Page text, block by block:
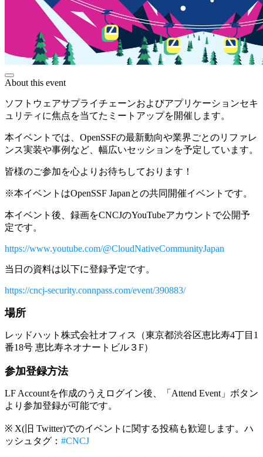
About this event
ソフトウェアサプライチェーンおよびアプリケーションセキ
ュリティに焦点を当てたミートアップを開催します。
本イベントでは、OpenSSFの最新動向や業界ごとのリファレ
ンス実装や事例など、幅広いセッションを予定しています。
皆様のご参加を心よりお待ちしております！
※本イベントはOpenSSF Japanとの共同開催イベントです。
本イベント後、録画をCNCJのYouTubeアカウントで公開予
定です。
https://www.youtube.com/@CloudNativeCommunityJapan
当日の資料は以下に登録予定です。
https://cncj-security.connpass.com/event/390883/
場所
レッドハット株式会社オフィス（東京都渋谷区恵比寿4丁目1
番18号 恵比寿ネオナートビル３F）
参加登録方法
LF Accountを作成のうえログイン後、「Attend Event」ボタン
より参加登録が可能です。
※ X(旧 Twitter)でのイベントに関する投稿も歓迎します。ハ
ッシュタグ： #CNCJ